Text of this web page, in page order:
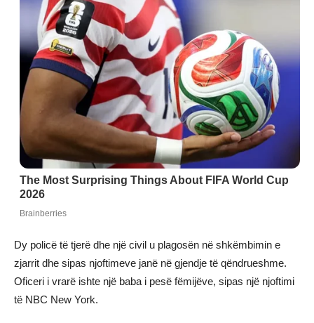
Dy policë të tjerë dhe një civil u plagosën në shkëmbimin e
zjarrit dhe sipas njoftimeve janë në gjendje të qëndrueshme.
Oficeri i vrarë ishte një baba i pesë fëmijëve, sipas një njoftimi
të NBC New York.